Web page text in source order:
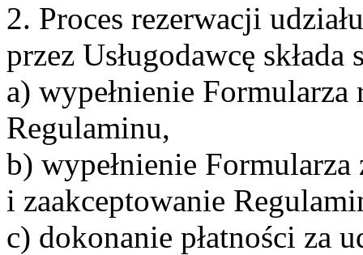
2. Proces rezerwacji
przez Usługodawcę
a) wypełnienie
Regulaminu,
b) wypełnienie Formularza
i zaakceptowanie
c) dokonanie płatności za